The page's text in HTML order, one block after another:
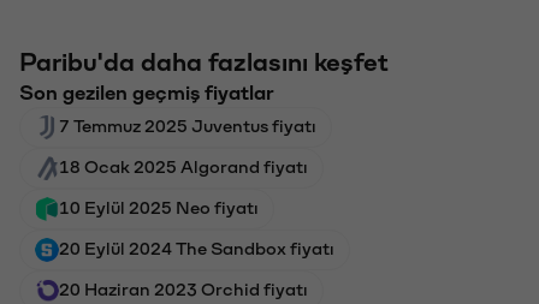
Paribu'da daha fazlasını keşfet
Son gezilen geçmiş fiyatlar
7 Temmuz 2025 Juventus fiyatı
18 Ocak 2025 Algorand fiyatı
10 Eylül 2025 Neo fiyatı
20 Eylül 2024 The Sandbox fiyatı
20 Haziran 2023 Orchid fiyatı